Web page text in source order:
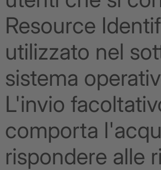
Resource
utilizzato nel
sistema
L'invio
comporta
rispondere alle